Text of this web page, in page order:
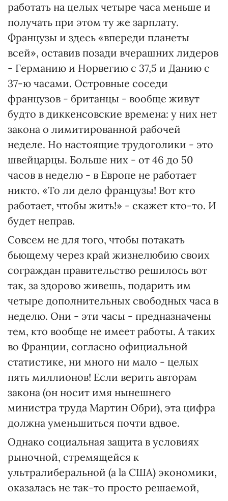
работать на целых четыре часа меньше и
получать при этом ту же зарплату.
Французы и здесь «впереди планеты
всей», оставив позади вчерашних лидеров
- Германию и Норвегию с 37,5 и Данию с
37-ю часами. Островные соседи
французов - британцы - вообще живут
будто в диккенсовские времена: у них нет
закона о лимитированной рабочей
неделе. Но настоящие трудоголики - это
швейцарцы. Больше них - от 46 до 50
часов в неделю - в Европе не работает
никто. «То ли дело французы! Вот кто
работает, чтобы жить!» - скажет кто-то. И
будет неправ.
Совсем не для того, чтобы потакать
бьющему через край жизнелюбию своих
сограждан правительство решилось вот
так, за здорово живешь, подарить им
четыре дополнительных свободных часа в
неделю. Они - эти часы - предназначены
тем, кто вообще не имеет работы. А таких
во Франции, согласно официальной
статистике, ни много ни мало - целых
пять миллионов! Если верить авторам
закона (он носит имя нынешнего
министра труда Мартин Обри), эта цифра
должна уменьшиться почти вдвое.
Однако социальная защита в условиях
рыночной, стремящейся к
ультралиберальной (а lа США) экономики,
оказалась не так-то просто решаемой,